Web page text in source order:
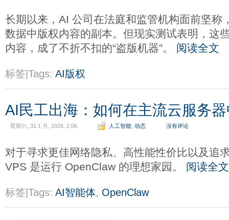
长期以来，AI 公司在法庭和监管机构面前坚称
数据中版权内容的副本。但现实测试表明，这
内容，成了不折不扣的“盗版机器”。 阅读全文
标签|Tags: AI版权
AI民工出海：如何在主流云服务
星期六, 31 1 月, 2026, 2:06 人工智能 动态 没有评论
对于寻求更佳网络隐私、高性能性价比以及追
VPS 是运行 OpenClaw 的理想家园。 阅读全文
标签|Tags: AI智能体, OpenClaw